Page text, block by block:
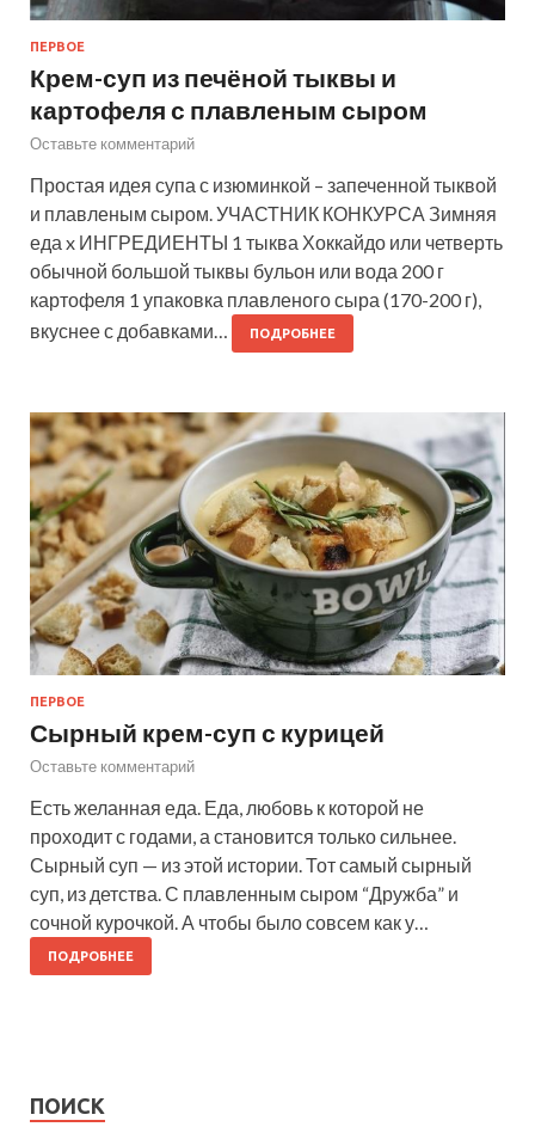
ПЕРВОЕ
Крем-суп из печёной тыквы и
картофеля с плавленым сыром
Оставьте комментарий
Простая идея супа с изюминкой – запеченной тыквой
и плавленым сыром. УЧАСТНИК КОНКУРСА Зимняя
еда x ИНГРЕДИЕНТЫ 1 тыква Хоккайдо или четверть
обычной большой тыквы бульон или вода 200 г
картофеля 1 упаковка плавленого сыра (170-200 г),
вкуснее с добавками…
ПОДРОБНЕЕ
ПЕРВОЕ
Сырный крем-суп с курицей
Оставьте комментарий
Есть желанная еда. Еда, любовь к которой не
проходит с годами, а становится только сильнее.
Сырный суп — из этой истории. Тот самый сырный
суп, из детства. С плавленным сыром “Дружба” и
сочной курочкой. А чтобы было совсем как у…
ПОДРОБНЕЕ
ПОИСК